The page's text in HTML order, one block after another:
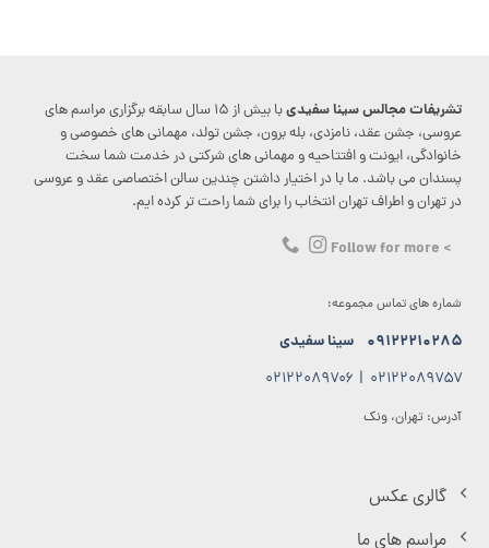
تشریفات مجالس سینا سفیدی
با بیش از ۱۵ سال سابقه برگزاری مراسم های
عروسی، جشن عقد، نامزدی، بله برون، جشن تولد، مهمانی های خصوصی و
خانوادگی، ایونت و افتتاحیه و مهمانی های شرکتی در خدمت شما سخت
پسندان می باشد. ما با در اختیار داشتن چندین سالن اختصاصی عقد و عروسی
در تهران و اطراف تهران انتخاب را برای شما راحت تر کرده ایم.
> Follow for more
شماره های تماس مجموعه:
۰۹۱۲۲۲۱۰۲۸۵ سینا سفیدی
۰۲۱۲۲۰۸۹۷۵۷ | ۰۲۱۲۲۰۸۹۷۰۶
آدرس: تهران، ونک
گالری عکس
مراسم های ما